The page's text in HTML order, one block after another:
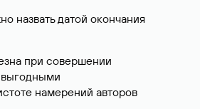
назвать датой окончания
при совершении
намерений авторов